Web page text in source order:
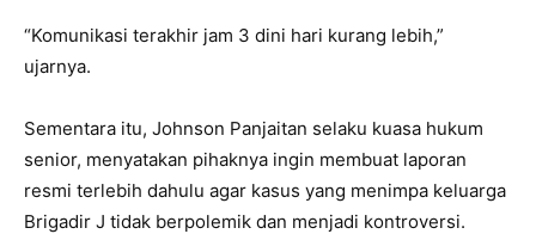
“Komunikasi terakhir jam 3 dini hari kurang lebih,”
ujarnya.
Sementara itu, Johnson Panjaitan selaku kuasa hukum
senior, menyatakan pihaknya ingin membuat laporan
resmi terlebih dahulu agar kasus yang menimpa keluarga
Brigadir J tidak berpolemik dan menjadi kontroversi.